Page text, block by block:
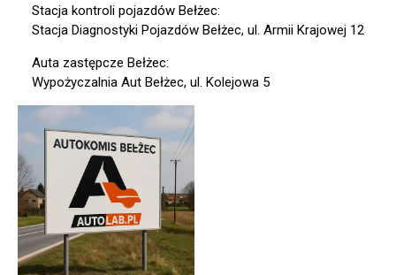
Stacja kontroli pojazdów Bełżec:
Stacja Diagnostyki Pojazdów Bełżec, ul. Armii Krajowej 12
Auta zastępcze Bełżec:
Wypożyczalnia Aut Bełżec, ul. Kolejowa 5